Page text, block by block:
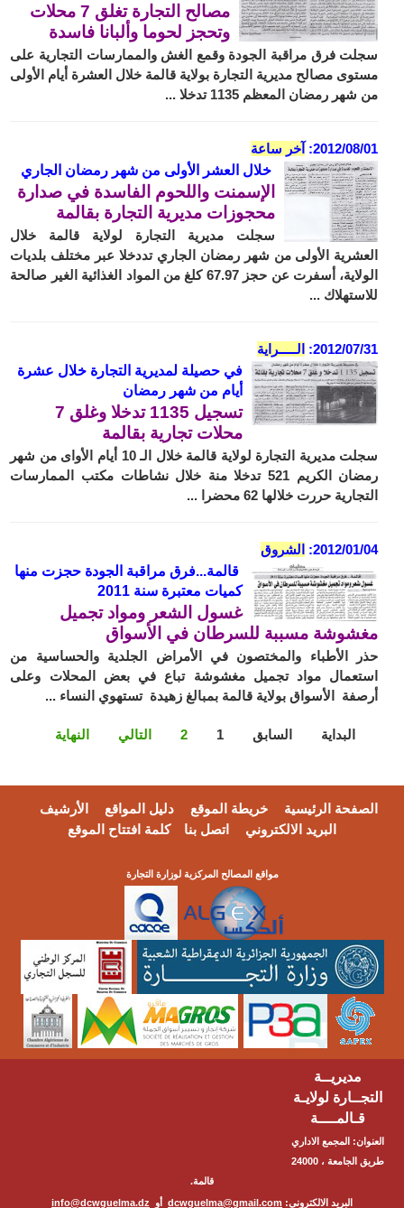
مصالح التجارة تغلق 7 محلات
وتحجز لحوما وألبانا فاسدة
سجلت فرق مراقبة الجودة وقمع الغش والممارسات التجارية على
مستوى مصالح مديرية التجارة بولاية قالمة خلال العشرة أيام الأولى
من شهر رمضان المعظم 1135 تدخلا ...
2012/08/01:
آخر ساعة
خلال العشر الأولى من شهر رمضان الجاري
الإسمنت واللحوم الفاسدة في صدارة
محجوزات مديرية التجارة بقالمة
سجلت مديرية التجارة لولاية قالمة خلال
العشرية الأولى من شهر رمضان الجاري تددخلا عبر مختلف بلديات
الولاية، أسفرت عن حجز 67.97 كلغ من المواد الغذائية الغير صالحة
للاستهلاك ...
2012/07/31:
الـــــراية
في حصيلة لمديرية التجارة خلال عشرة
أيام من شهر رمضان
تسجيل 1135 تدخلا وغلق 7
محلات تجارية بقالمة
سجلت مديرية التجارة لولاية قالمة خلال الـ 10 أيام الأواى من شهر
رمضان الكريم 521 تدخلا منة خلال نشاطات مكتب الممارسات
التجارية حررت خلالها 62 محضرا ...
2012/01/04:
الشروق
قالمة...فرق مراقبة الجودة حجزت منها
كميات معتبرة سنة 2011
غسول الشعر ومواد تجميل
مغشوشة مسببة للسرطان في الأسواق
حذر الأطباء والمختصون في الأمراض الجلدية والحساسية من
استعمال مواد تجميل مغشوشة تباع في بعض المحلات وعلى
أرصفة الأسواق بولاية قالمة بمبالغ زهيدة تستهوي النساء ...
البداية السابق 1
2 التالي النهاية
الصفحة الرئيسية خريطة الموقع دليل المواقع
الأرشيف
البريد الالكتروني
اتصل بنا كلمة افتتاح الموقع
مواقع المصالح المركزية لوزارة التجارة
مديريــة
التجــارة لولايـة
قـالمــــة
العنوان: المجمع الاداري
طريق الجامعة ، 24000
قالمة.
البريد الالكتروني: dcwguelma@gmail.com أو info@dcwguelma.dz